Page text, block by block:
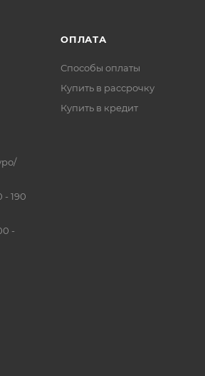
- 190
-
ОПЛАТА
Способы оплаты
Купить в рассрочку
Купить в кредит